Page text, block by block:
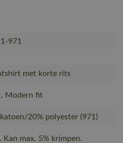
971
met korte rits
Modern fit
20% polyester (971)
Kan max. 5% krimpen.